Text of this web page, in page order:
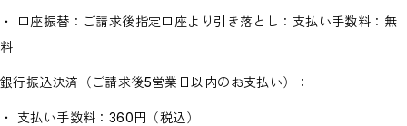
・ 口座振替：ご請求後指定口座より引き落とし：支払い手数料：無
料
銀行振込決済（ご請求後5営業日以内のお支払い）：
・ 支払い手数料：360円（税込）